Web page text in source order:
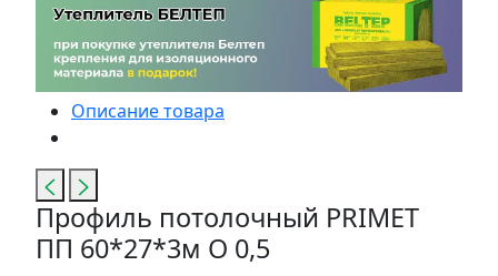
Описание товара
Профиль потолочный PRIMET
ПП 60*27*3м O 0,5